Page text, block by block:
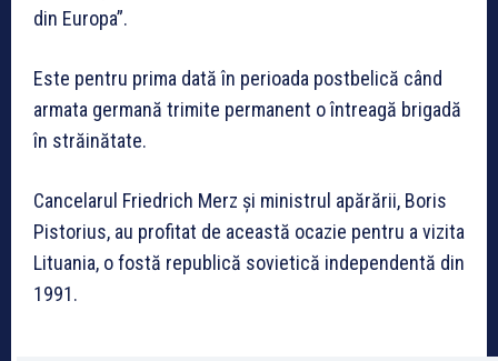
din Europa”.
Este pentru prima dată în perioada postbelică când
armata germană trimite permanent o întreagă brigadă
în străinătate.
Cancelarul Friedrich Merz și ministrul apărării, Boris
Pistorius, au profitat de această ocazie pentru a vizita
Lituania, o fostă republică sovietică independentă din
1991.